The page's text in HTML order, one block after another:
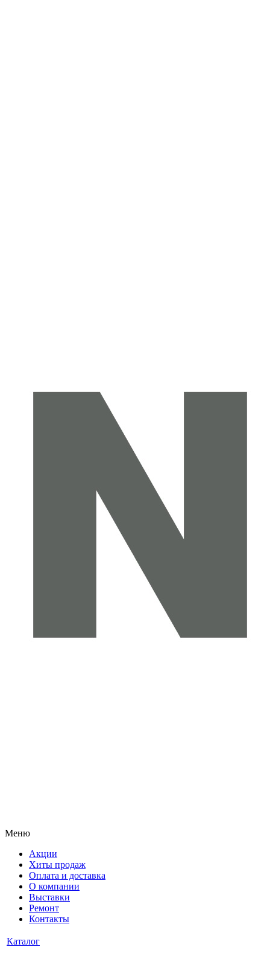
Меню
Акции
Хиты продаж
Оплата и доставка
О компании
Выставки
Ремонт
Контакты
Каталог